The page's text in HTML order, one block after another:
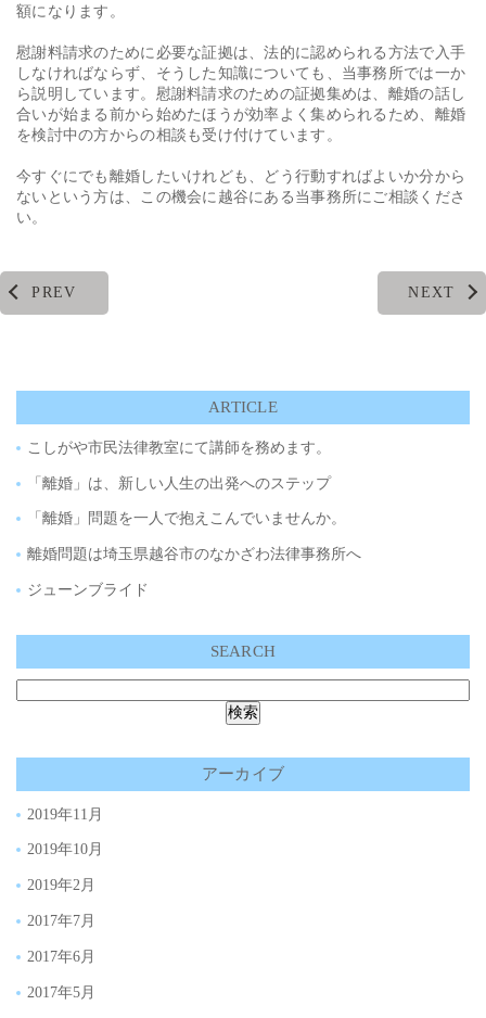
額になります。
慰謝料請求のために必要な証拠は、法的に認められる方法で入手
しなければならず、そうした知識についても、当事務所では一か
ら説明しています。慰謝料請求のための証拠集めは、離婚の話し
合いが始まる前から始めたほうが効率よく集められるため、離婚
を検討中の方からの相談も受け付けています。
今すぐにでも離婚したいけれども、どう行動すればよいか分から
ないという方は、この機会に越谷にある当事務所にご相談くださ
い。
PREV NEXT
ARTICLE
こしがや市民法律教室にて講師を務めます。
「離婚」は、新しい人生の出発へのステップ
「離婚」問題を一人で抱えこんでいませんか。
離婚問題は埼玉県越谷市のなかざわ法律事務所へ
ジューンブライド
SEARCH
アーカイブ
2019年11月
2019年10月
2019年2月
2017年7月
2017年6月
2017年5月